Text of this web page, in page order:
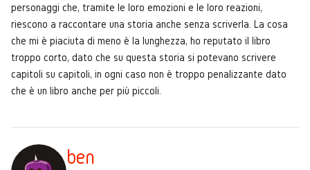
personaggi che, tramite le loro emozioni e le loro reazioni,
riescono a raccontare una storia anche senza scriverla. La cosa
che mi è piaciuta di meno è la lunghezza, ho reputato il libro
troppo corto, dato che su questa storia si potevano scrivere
capitoli su capitoli, in ogni caso non è troppo penalizzante dato
che è un libro anche per più piccoli.
ben